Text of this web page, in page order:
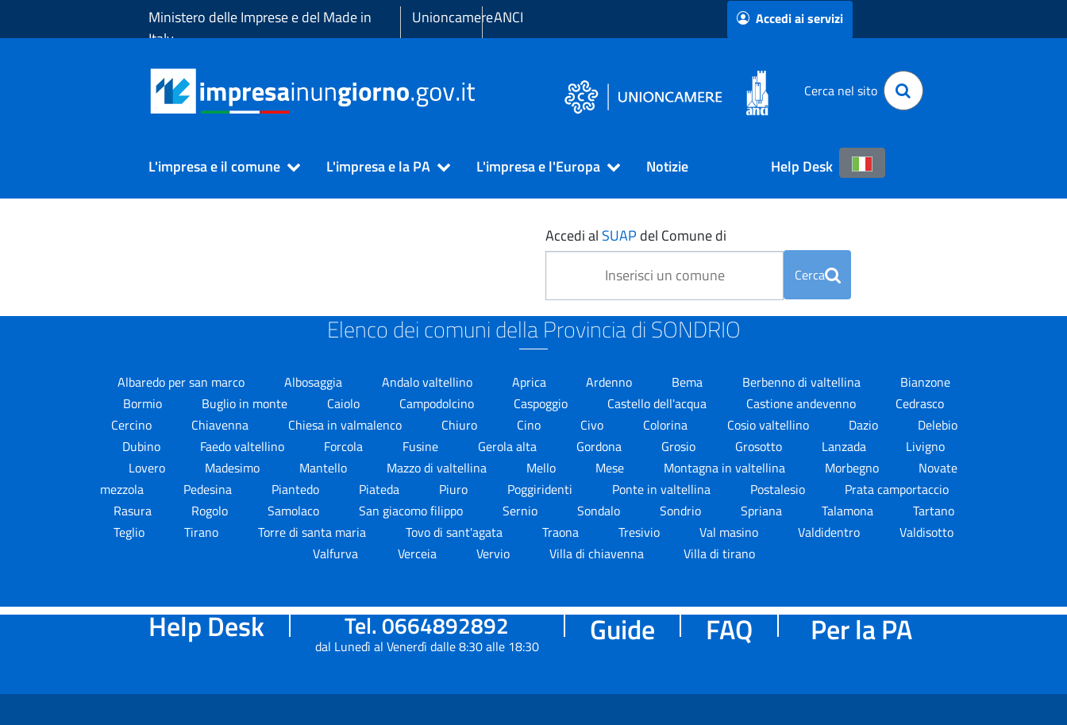
Ministero delle Imprese e del Made in
Italy
UnioncamereANCI Accedi ai servizi
Cerca nel sito
L'impresa e il comune L'impresa e la PA L'impresa e l'Europa Notizie Help Desk
Accedi al SUAP del Comune di
Cerca
Elenco dei comuni della Provincia di SONDRIO
Albaredo per san marco Albosaggia Andalo valtellino Aprica Ardenno Bema Berbenno di valtellina
Bianzone
Bormio
Buglio in monte Caiolo Campodolcino Caspoggio Castello dell'acqua Castione andevenno
Cedrasco
Cercino
Chiavenna Chiesa in valmalenco Chiuro Cino Civo Colorina Cosio valtellino Dazio
Delebio
Dubino
Faedo valtellino Forcola Fusine Gerola alta Gordona Grosio Grosotto Lanzada
Livigno
Lovero
Madesimo Mantello Mazzo di valtellina Mello Mese Montagna in valtellina Morbegno
Novate
mezzola
Pedesina Piantedo Piateda Piuro Poggiridenti Ponte in valtellina Postalesio
Prata camportaccio
Rasura
Rogolo Samolaco San giacomo filippo Sernio Sondalo Sondrio Spriana Talamona
Tartano
Teglio
Tirano Torre di santa maria Tovo di sant'agata Traona Tresivio Val masino Valdidentro
Valdisotto
Valfurva
Verceia Vervio Villa di chiavenna Villa di tirano
Help Desk Tel. 0664892892
dal Lunedì al Venerdì dalle 8:30 alle 18:30 Guide FAQ Per la PA